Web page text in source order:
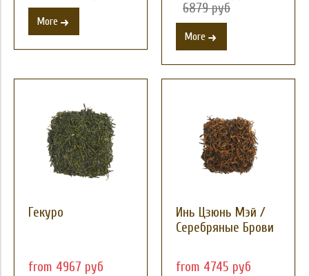
More
6879 руб
More
Гекуро
from 4967 руб
Инь Цзюнь Мэй /
Серебряные Брови
from 4745 руб